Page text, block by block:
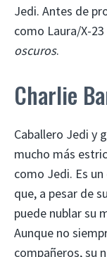
Jedi. Antes de
como Laura/X-23
oscuros.
Charlie
Caballero Jedi y
mucho más
como Jedi. Es
que, a pesar de
puede nublar su
Aunque no
compañeros, su